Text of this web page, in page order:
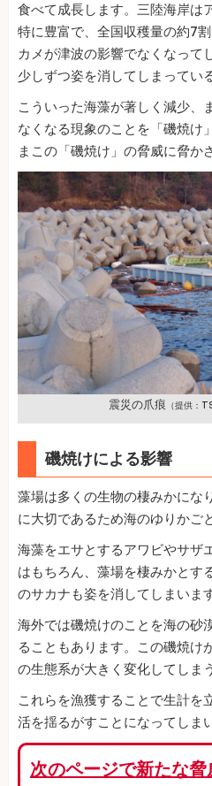
食べて成長します。三陸海岸は
特に豊富で、全国収穫量の約7
カメが津波の影響でなくなって
少しずつ姿を消してしまってい
こういった海藻が著しく減少、
なくなる現象のことを「磯焼け
まこの「磯焼け」の脅威に脅か
震災の爪痕 （提供：
磯焼けによる影響
藻場は多くの生物の棲みかにな
に大切であるため海のゆりかご
海藻をエサとするアワビやサザ
はもちろん、藻場を棲みかとす
のサカナも姿を消してしまいます
海外では磯焼けのことを海の砂
ることもあります。この磯焼け
の生態系が大きく変化してしま
これらを漁獲することで生計を
活を揺るがすことになってしま
次のページで新たな